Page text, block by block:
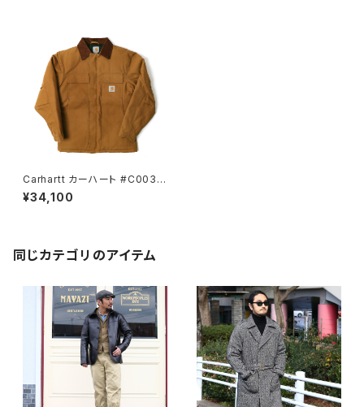
Carhartt カーハート #C003
ダックトラディショナルコート キ
¥34,100
同じカテゴリのアイテム